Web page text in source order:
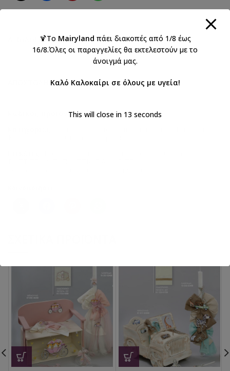
ΑΞΙΟΛΟΓΉΣΕΙΣ (0)
ΑΠΟΣΤΟΛΉ & ΠΑΡΆΔΟΣΗ
Κωδικός προϊόντος: Κ2266Α
🍹Το Mairyland πάει διακοπές από 1/8 έως
16/8.Όλες οι παραγγελίες θα εκτελεστούν με το
άνοιγμά μας.
Καλό Καλοκαίρι σε όλους με υγεία!
This will close in 12 seconds